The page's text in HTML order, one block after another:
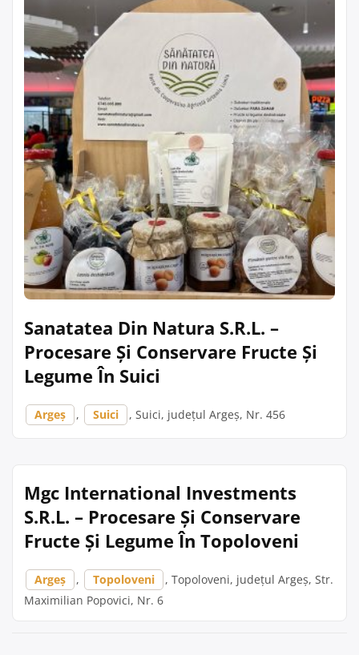
Sanatatea Din Natura S.R.L. –
Procesare Și Conservare Fructe Și
Legume În Suici
Argeș , Suici , Suici, județul Argeș, Nr. 456
Mgc International Investments
S.R.L. – Procesare Și Conservare
Fructe Și Legume În Topoloveni
Argeș , Topoloveni
, Topoloveni, județul Argeș, Str.
Maximilian Popovici, Nr. 6